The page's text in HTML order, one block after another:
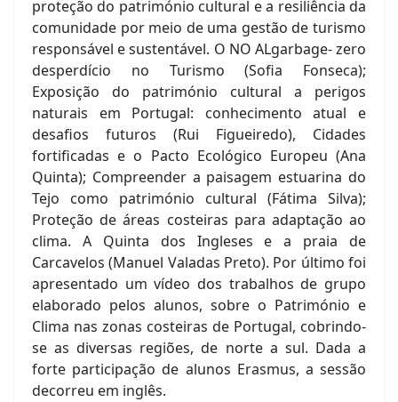
proteção do património cultural e a resiliência da
comunidade por meio de uma gestão de turismo
responsável e sustentável. O NO ALgarbage- zero
desperdício no Turismo (Sofia Fonseca);
Exposição do património cultural a perigos
naturais em Portugal: conhecimento atual e
desafios futuros (Rui Figueiredo), Cidades
fortificadas e o Pacto Ecológico Europeu (Ana
Quinta); Compreender a paisagem estuarina do
Tejo como património cultural (Fátima Silva);
Proteção de áreas costeiras para adaptação ao
clima. A Quinta dos Ingleses e a praia de
Carcavelos (Manuel Valadas Preto). Por último foi
apresentado um vídeo dos trabalhos de grupo
elaborado pelos alunos, sobre o Património e
Clima nas zonas costeiras de Portugal, cobrindo-
se as diversas regiões, de norte a sul. Dada a
forte participação de alunos Erasmus, a sessão
decorreu em inglês.